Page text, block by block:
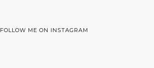
FOLLOW ME ON INSTAGRAM